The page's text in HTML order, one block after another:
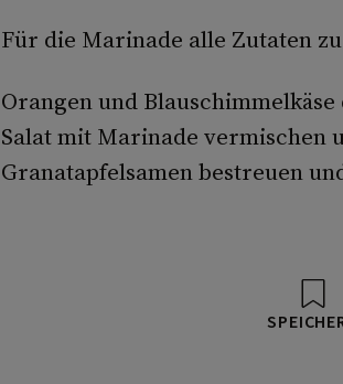
Für die Marinade alle Zutaten
Orangen und
Salat mit Marinade vermischen
Granatapfelsamen bestreuen